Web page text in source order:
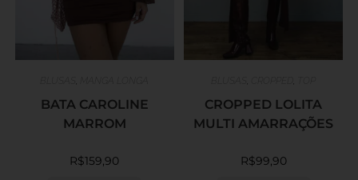
BLUSAS,
BATA CAROLINE
MARROM
R$159,90
BLUSAS, CROPPED,
CROPPED LOLITA
MULTI AMARRAÇÕES
R$99,90